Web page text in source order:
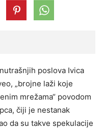
poslova Ivica
„brojne laži koje
mrežama“ povodom
čiji je nestanak
da su takve spekulacije